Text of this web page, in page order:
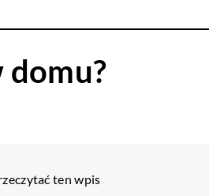
domu?
ten wpis